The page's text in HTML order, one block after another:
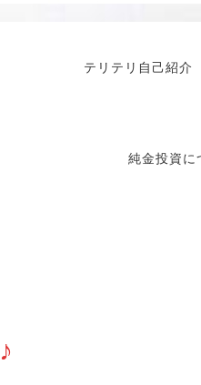
テリテリ自己紹介
純金投資に